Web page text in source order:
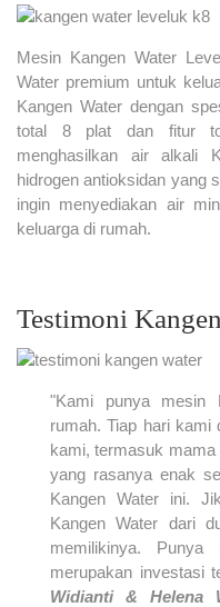
Mesin Kangen Water
Water premium untuk
Kangen Water dengan
total 8 plat dan fitur
menghasilkan air alkali
hidrogen antioksidan yang
ingin menyediakan air
keluarga di rumah.
Testimoni
"Kami punya mesin
rumah. Tiap hari kami
kami, termasuk mama
yang rasanya enak
Kangen Water ini.
Kangen Water dari
memilikinya.
merupakan investasi
Widianti & Helena